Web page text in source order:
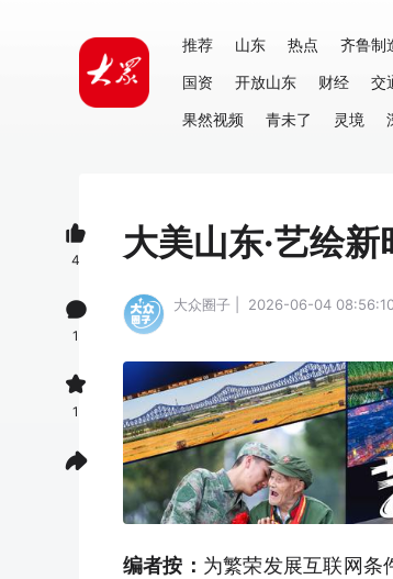
推荐 山东 热点 齐鲁制
国资
开放山东 财经 交
果然视频
青未了 灵境
大美山东·艺绘
大众圈子 | 2026-06-04
编者按： 为繁荣发展互联网条
4
1
1